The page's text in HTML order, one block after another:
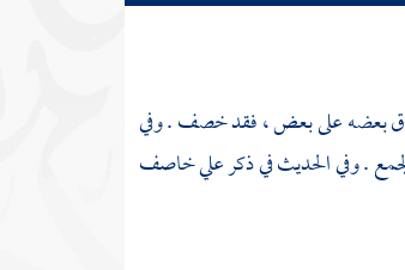
بعضه على بعض ، فقد خصف . وفي
. وفي الحديث في ذكرعليخاصف